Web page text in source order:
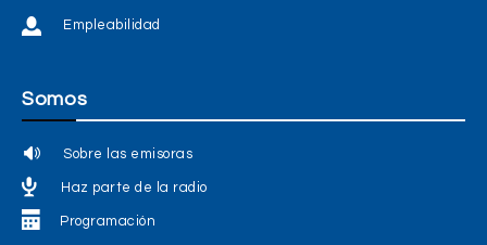
Empleabilidad
Somos
Sobre las emisoras
Haz parte de la radio
Programación